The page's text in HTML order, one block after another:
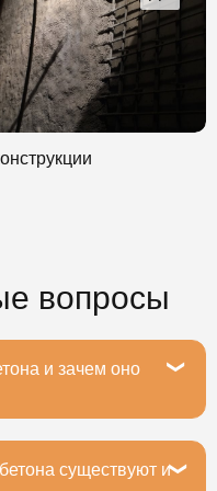
вопросы
и зачем оно
метод нанесения
существуют и